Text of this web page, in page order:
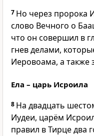
7 Но через пророка
слово Вечного о
что он совершил в
гнев делами,
Иеровоама, а также
Ела – царь Исроила
8 На двадцать
Иудеи, царём
правил в Тирце два